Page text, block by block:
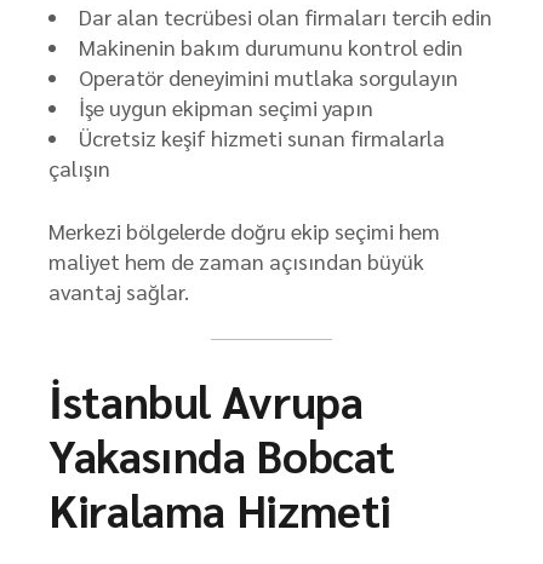
Dar alan tecrübesi olan firmaları tercih edin
Makinenin bakım durumunu kontrol edin
Operatör deneyimini mutlaka sorgulayın
İşe uygun ekipman seçimi yapın
Ücretsiz keşif hizmeti sunan firmalarla
çalışın
Merkezi bölgelerde doğru ekip seçimi hem
maliyet hem de zaman açısından büyük
avantaj sağlar.
İstanbul Avrupa
Yakasında Bobcat
Kiralama Hizmeti